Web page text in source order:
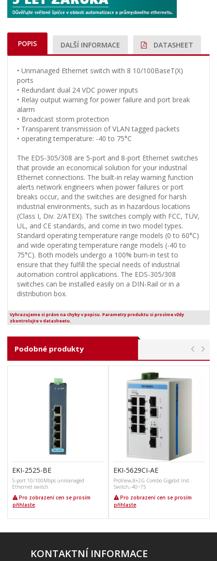
POPIS DALŠÍ INFORMACE DATASHEET
• Unmanaged Ethernet switch with 8 10/100BaseT(X)
ports
• Redundant dual 24 VDC power inputs
• Relay output warning for power failure and port break
alarm
• Broadcast storm protection
• Transparent transmission of VLAN tagged packets
• operating temperature: -40 to 75°C
The EDS-305/308 are 5-port and 8-port Ethernet switches
that provide an economical solution for your industrial
Ethernet connections. The built-in relay warning function
alerts network engineers when power failures or port
breaks occur, and the switches are designed for harsh
industrial environments, such as in hazardous locations
(Class I, Div. 2/ATEX). The switches comply with FCC, TÜV,
UL, and CE standards, and come in two model types.
Standard operating temperature range models (0 to 60°C)
and wide operating temperature range models (-40 to
75°C). Both models undergo a 100% burn-in test to
ensure that they fulfill the special needs of industrial
automation control applications. The EDS-305/308
switches can be installed easily on a DIN-Rail or in a
distribution box.
Vyhrazujeme si právo na chyby v popisu. Parametry produktu si prosíme vždy
zkontrolujte v datasheetu.
Podobné produkty
EKI-2525-BE
5-port 10/100Mbps unmanaged
Ethernet switch
Pro zobrazení cen se prosím
přihlaste.
EKI-5629CI-AE
ProView,8+2G Combo Gigabit Ind.
Switch,-40~75
Pro zobrazení cen se prosím
přihlaste.
KONTAKTNÍ INFORMACE